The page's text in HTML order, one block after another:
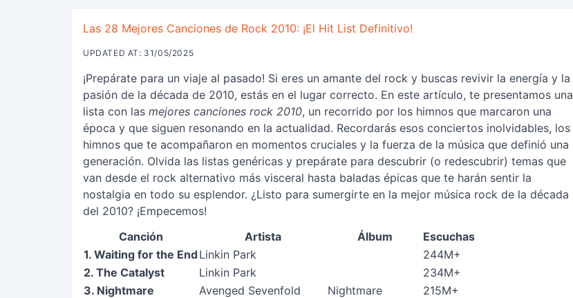
Las 28 Mejores Canciones de Rock 2010: ¡El Hit List Definitivo!
UPDATED AT: 31/05/2025
¡Prepárate para un viaje al pasado! Si eres un amante del rock y buscas revivir la energía y la
pasión de la década de 2010, estás en el lugar correcto. En este artículo, te presentamos una
lista con las mejores canciones rock 2010, un recorrido por los himnos que marcaron una
época y que siguen resonando en la actualidad. Recordarás esos conciertos inolvidables, los
himnos que te acompañaron en momentos cruciales y la fuerza de la música que definió una
generación. Olvida las listas genéricas y prepárate para descubrir (o redescubrir) temas que
van desde el rock alternativo más visceral hasta baladas épicas que te harán sentir la
nostalgia en todo su esplendor. ¿Listo para sumergirte en la mejor música rock de la década
del 2010? ¡Empecemos!
Canción Artista Álbum
Escuchas
1. Waiting for the EndLinkin Park
244M+
2. The Catalyst
Linkin Park
234M+
3. Nightmare
Avenged Sevenfold Nightmare
215M+